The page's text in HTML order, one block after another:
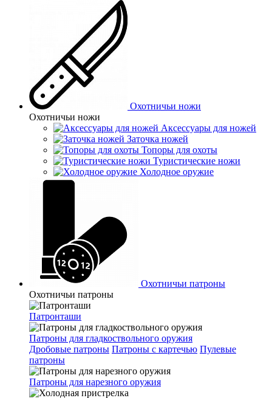
Охотничьи ножи
Охотничьи ножи
Аксессуары для ножей
Заточка ножей
Топоры для охоты
Туристические ножи
Холодное оружие
Охотничьи патроны
Охотничьи патроны
Патронташи
Патроны для гладкоствольного оружия
Дробовые патроны Патроны с картечью Пулевые
патроны
Патроны для нарезного оружия